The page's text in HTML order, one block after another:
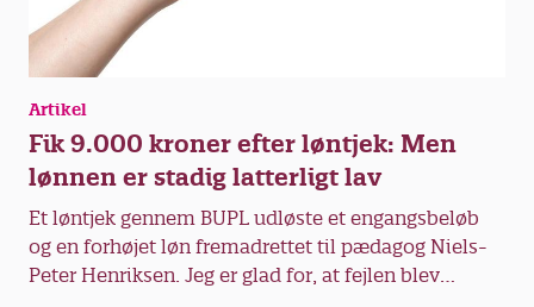
Artikel
Fik 9.000 kroner efter løntjek: Men
lønnen er stadig latterligt lav
Et løntjek gennem BUPL udløste et engangsbeløb
og en forhøjet løn fremadrettet til pædagog Niels-
Peter Henriksen. Jeg er glad for, at fejlen blev